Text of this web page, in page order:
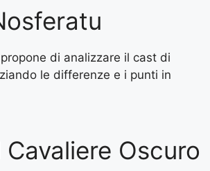
di analizzare il cast di
le differenze e i punti in
Cavaliere Oscuro